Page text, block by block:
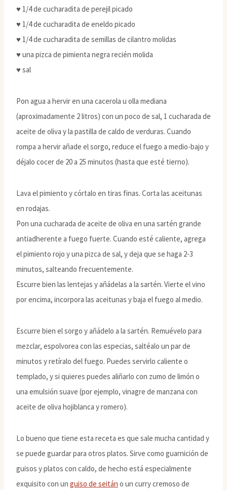
♥ 1/4 de cucharadita de perejil picado
♥ 1/4 de cucharadita de eneldo picado
♥ 1/4 de cucharadita de semillas de cilantro molidas
♥ una pizca de pimienta negra recién molida
♥ sal
Pon agua a hervir en una cacerola u olla mediana
(aproximadamente 2 litros) con un poco de sal, 1 cucharada de
aceite de oliva y la pastilla de caldo de verduras. Cuando
rompa a hervir añade el sorgo, reduce el fuego a medio-bajo y
déjalo cocer de 20 a 25 minutos (hasta que esté tierno).
Lava el pimiento y córtalo en tiras finas. Corta las aceitunas
en rodajas.
Pon una cucharada de aceite de oliva en una sartén grande
antiadherente a fuego fuerte. Cuando esté caliente, agrega
el pimiento rojo y una pizca de sal, y deja que se haga 2-3
minutos, salteando frecuentemente.
Escurre bien las lentejas y añádelas a la sartén. Vierte el vino
por encima, incorpora las aceitunas y baja el fuego al medio.
Escurre bien el sorgo y añádelo a la sartén. Remuévelo para
mezclar, espolvorea con las especias, saltéalo un par de
minutos y retíralo del fuego. Puedes servirlo caliente o
templado, y si quieres puedes aliñarlo con zumo de limón o
una emulsión suave (por ejemplo, vinagre de manzana con
aceite de oliva hojiblanca y romero).
Lo bueno que tiene esta receta es que sale mucha cantidad y
se puede guardar para otros platos. Sirve como guarnición de
guisos y platos con caldo, de hecho está especialmente
exquisito con un guiso de seitán o un curry cremoso de